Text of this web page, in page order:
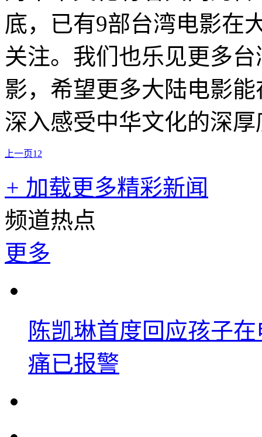
底，已有9部台湾电影在
关注。我们也乐见更多
影，希望更多大陆电影
深入感受中华文化的深
上一页1 2
+ 加载更多精彩新闻
频道热点
更多
陈凯琳首度回应孩子
痛已报警